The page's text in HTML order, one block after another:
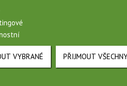
cookies
stránky společnosti AGROFERT, a.s., IČO
VYBRANÉ PŘIJMOUT